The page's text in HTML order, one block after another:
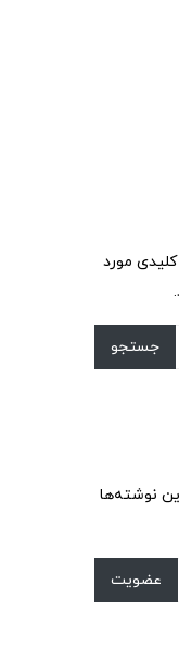
مورد
جستجو
نوشته‌ها
عضویت